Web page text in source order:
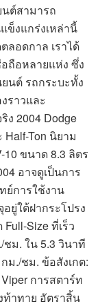
ต์สามารถ
ข็งแกร่งเหล่านี้
ลอดกาล เราได้
ถือหลายแห่ง ซึ่ง
นต์ รถกระบะทั้ง
ราวและ
2004 Dodge
Half-Ton นิยาม
10 ขนาด 8.3 ลิตร
อาจดูเป็นการ
ย์การใช้งาน
ยู่ใต้ฝากระโปรง
Size ที่เร็ว
ม. ใน 5.3 วินาที
ม./ชม. ข้อสังเกต:
การสตาร์ท
ท้าทาย อัตราสิ้น